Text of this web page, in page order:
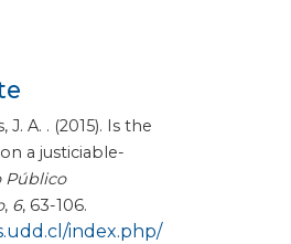
J. A. . (2015). Is the
a justiciable-
Público
, 6, 63-106.
index.php/